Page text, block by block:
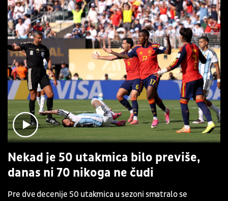
Nekad je 50 utakmica bilo previše,
danas ni 70 nikoga ne čudi
Pre dve decenije 50 utakmica u sezoni smatralo se